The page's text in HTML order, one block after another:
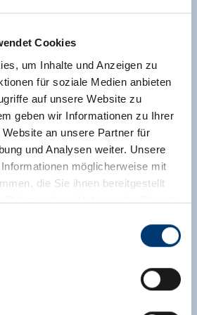
Cookies
um Inhalte und Anzeigen zu
für soziale Medien anbieten
auf unsere Website zu
geben wir Informationen zu Ihrer
an unsere Partner für
und Analysen weiter. Unsere
möglicherweise mit
die Sie ihnen bereitgestellt
Rahmen Ihrer Nutzung der Dienste
Ziller
WC, 1 slaapkamer
25 m² |Opdrachten:
1
ideale toevluchtsoord voor
Een open badkamer, een
met uitzicht en ons
voor een nieuw avontuur -
Park Hohe Tauern of op